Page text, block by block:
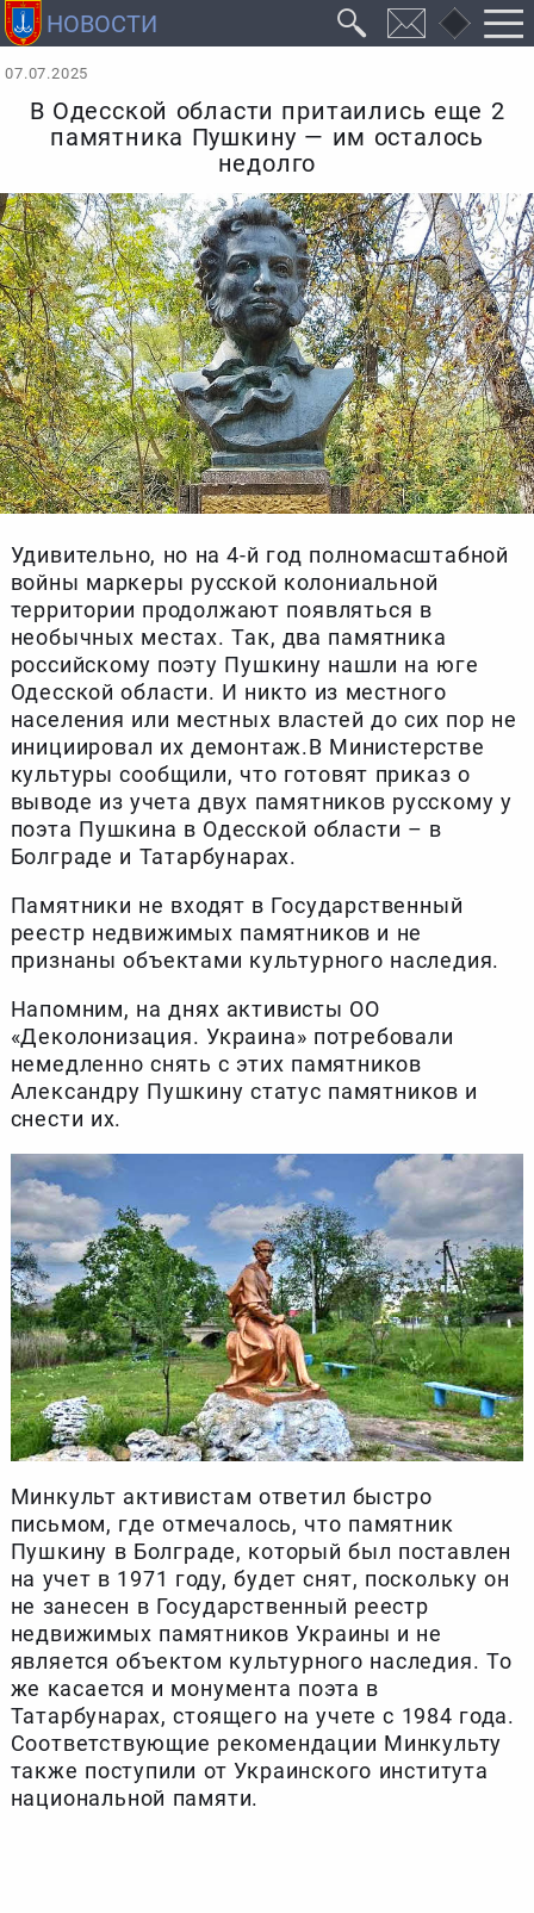
07.07.2025
В Одесской области притаились еще 2
памятника Пушкину — им осталось
недолго
Удивительно, но на 4-й год полномасштабной
войны маркеры русской колониальной
территории продолжают появляться в
необычных местах. Так, два памятника
российскому поэту Пушкину нашли на юге
Одесской области. И никто из местного
населения или местных властей до сих пор не
инициировал их демонтаж.В Министерстве
культуры сообщили, что готовят приказ о
выводе из учета двух памятников русскому у
поэта Пушкина в Одесской области – в
Болграде и Татарбунарах.
Памятники не входят в Государственный
реестр недвижимых памятников и не
признаны объектами культурного наследия.
Напомним, на днях активисты ОО
«Деколонизация. Украина» потребовали
немедленно снять с этих памятников
Александру Пушкину статус памятников и
снести их.
Минкульт активистам ответил быстро
письмом, где отмечалось, что памятник
Пушкину в Болграде, который был поставлен
на учет в 1971 году, будет снят, поскольку он
не занесен в Государственный реестр
недвижимых памятников Украины и не
является объектом культурного наследия. То
же касается и монумента поэта в
Татарбунарах, стоящего на учете с 1984 года.
Соответствующие рекомендации Минкульту
также поступили от Украинского института
национальной памяти.